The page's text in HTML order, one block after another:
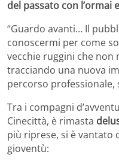
del passato con l’ormai
“Guardo avanti… Il
conoscermi per come
vecchie ruggini che
tracciando una nuova
percorso professionale,
Tra i compagni
Cinecittà, è rimasta
più riprese, si è vantato
gioventù: